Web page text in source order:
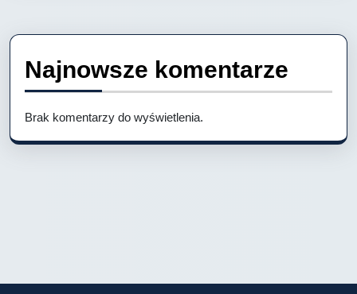
Najnowsze komentarze
Brak komentarzy do wyświetlenia.